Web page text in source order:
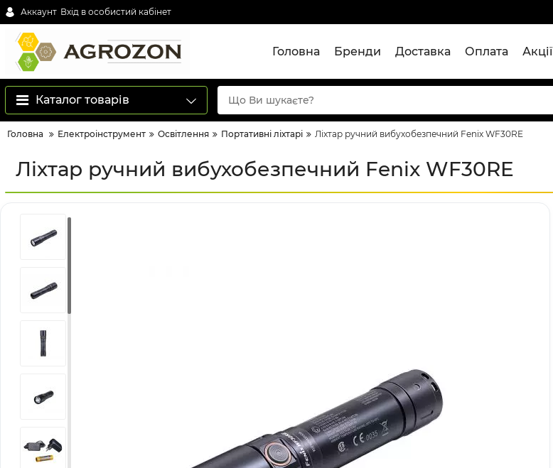
Аккаунт Вхід в особистий кабінет
Головна Бренди Доставка Оплата Акції
Каталог товарів
Головна Електроінструмент Освітлення Портативні ліхтарі Ліхтар ручний вибухобезпечний Fenix WF30RE
Ліхтар ручний вибухобезпечний Fenix WF30RE